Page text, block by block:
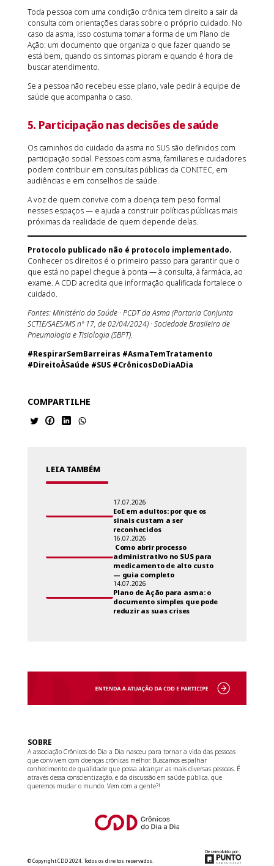
Toda pessoa com uma condição crônica tem direito a sair da
consulta com orientações claras sobre o próprio cuidado. No
caso da asma, isso costuma tomar a forma de um Plano de
Ação: um documento que organiza o que fazer quando se
está bem, quando os sintomas pioram e quando é hora de
buscar atendimento.
Se a pessoa não recebeu esse plano, vale pedir à equipe de
saúde que acompanha o caso.
5. Participação nas decisões de saúde
Os caminhos do cuidado da asma no SUS são definidos com
participação social. Pessoas com asma, familiares e cuidadores
podem contribuir em consultas públicas da CONITEC, em
audiências e em conselhos de saúde.
A voz de quem convive com a doença tem peso formal
nesses espaços — e ajuda a construir políticas públicas mais
próximas da realidade de quem depende delas.
Protocolo publicado não é protocolo implementado.
Conhecer os direitos é o primeiro passo para garantir que o
que está no papel chegue à ponta — à consulta, à farmácia, ao
exame. A CDD acredita que informação qualificada fortalece o
cuidado.
Fontes: Ministério da Saúde · PCDT da Asma (Portaria Conjunta
SCTIE/SAES/MS nº 17, de 02/04/2024) · Sociedade Brasileira de
Pneumologia e Tisiologia (SBPT).
#RespirarSemBarreiras #AsmaTemTratamento
#DireitoÀSaúde #SUS #CrônicosDoDiaADia
COMPARTILHE
LEIA TAMBÉM
17.07.2026
EoE em adultos: por que os
sinais custam a ser
reconhecidos
16.07.2026
Como abrir processo
administrativo no SUS para
medicamento de alto custo
— guia completo
14.07.2026
Plano de Ação para asma: o
documento simples que pode
reduzir as suas crises
SOBRE
A associação Crônicos do Dia a Dia nasceu para tornar a vida das pessoas
que convivem com doenças crônicas melhor. Buscamos espalhar
conhecimento de qualidade que possa alcançar as mais diversas pessoas. É
através dessa conscientização, e da discussão em saúde pública, que
queremos mudar o mundo. Vem com a gente?!
© Copyright CDD 2024. Todos os direitos reservados.
Desenvolvido por: